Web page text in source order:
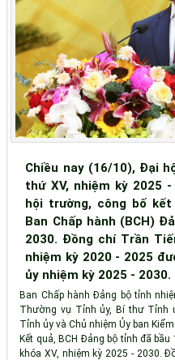
Chiều nay (16/10), Đại
thứ XV, nhiệm kỳ 2025
hội trường, công bố
Ban Chấp hành (BCH)
2030. Đồng chí Trần
nhiệm kỳ 2020 - 2025
ủy nhiệm kỳ 2025 - 2030.
Ban Chấp hành Đảng bộ tỉnh
Thường vụ Tỉnh ủy, Bí thư Tỉnh
Tỉnh ủy và Chủ nhiệm Ủy ban
Kết quả, BCH Đảng bộ tỉnh đã
khóa XV, nhiệm kỳ 2025 - 2030.